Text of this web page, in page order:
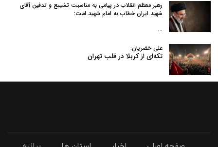
رهبر معظم انقلاب در پیامی به‌ مناسبت تشییع و تدفین آقای
شهید ایران خطاب به امام شهید امت:
…
علی خضریان:
تکه‌ای از کربلا در قلب تهران